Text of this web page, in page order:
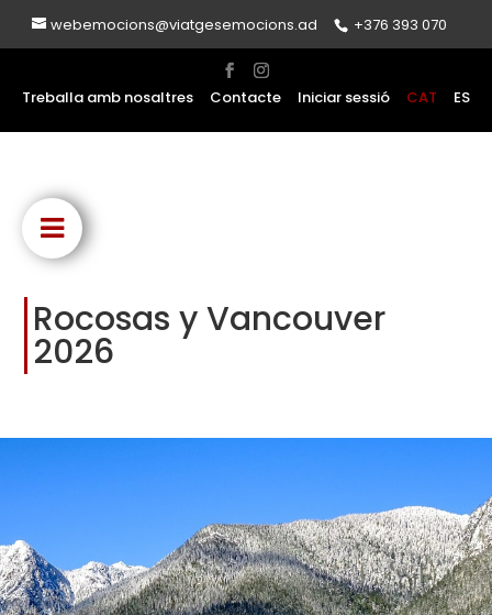
webemocions@viatgesemocions.ad +376 393 070
Treballa amb nosaltres Contacte Iniciar sessió CAT ES
Rocosas y Vancouver
2026